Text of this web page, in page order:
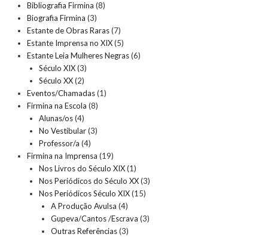
Bibliografia Firmina (8)
Biografia Firmina (3)
Estante de Obras Raras(7)
Estante Imprensa no XIX(5)
Estante Leia Mulheres Negras(6)
Século XIX(3)
Século XX(2)
Eventos/Chamadas(1)
Firmina na Escola (8)
Alunas/os(4)
No Vestibular(3)
Professor/a (4)
Firmina na Imprensa (19)
Nos Livros do Século XIX(1)
Nos Periódicos do Século XX(3)
Nos Periódicos Século XIX(15)
A Produção Avulsa (4)
Gupeva/Cantos /Escrava (3)
Outras Referências(3)